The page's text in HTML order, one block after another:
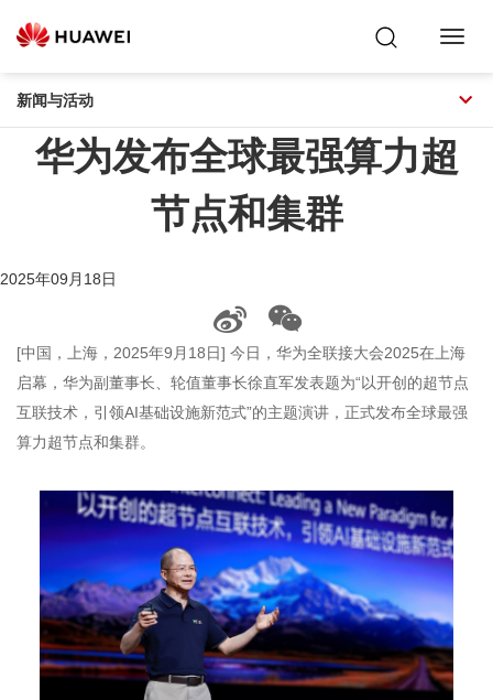
新闻与活动
华为发布全球最强算力超
节点和集群
2025年09月18日
[中国，上海，2025年9月18日] 今日，华为全联接大会2025在上海
启幕，华为副董事长、轮值董事长徐直军发表题为“以开创的超节点
互联技术，引领AI基础设施新范式”的主题演讲，正式发布全球最强
算力超节点和集群。